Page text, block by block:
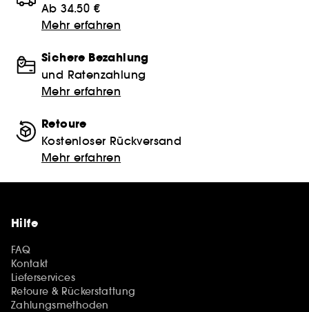
Ab 34.50 €
Mehr erfahren
Sichere Bezahlung
und Ratenzahlung
Mehr erfahren
Retoure
Kostenloser Rückversand
Mehr erfahren
Hilfe
FAQ
Kontakt
Lieferservices
Retoure & Rückerstattung
Zahlungsmethoden